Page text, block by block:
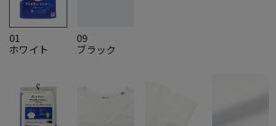
01
ホワイト
09
ブラック